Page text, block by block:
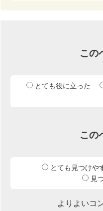
この
とても役に立った
この
とても見つけや
見
よりよいコ